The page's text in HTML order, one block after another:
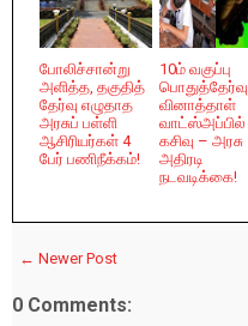
போலிச்சான்று
அளித்த, தகுதித்
தேர்வு எழுதாத
அரசுப் பள்ளி
ஆசிரியர்கள் 4
பேர் பணிநீக்கம்!
10ம் வகுப்பு
பொதுத்தேர்வு
வினாத்தாள்
வாட்ஸ்அப்பில்
கசிவு – அரசு
அதிரடி
நடவடிக்கை!
← Newer Post
0 Comments: